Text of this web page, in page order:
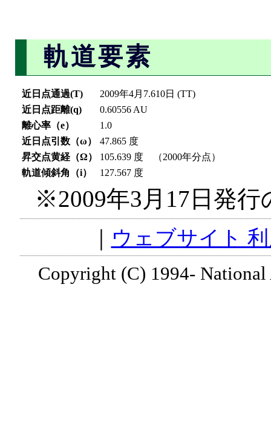
軌道要素
近日点通過(T)
2009年4月7.610日 (TT)
近日点距離(q)
0.60556 AU
離心率（e）
1.0
近日点引数（ω）
47.865 度
昇交点黄経（Ω）
105.639 度 （2000年分点）
軌道傾斜角（i）
127.567 度
※2009年3月17日発行
ウェブサイト
Copyright (C) 1994-